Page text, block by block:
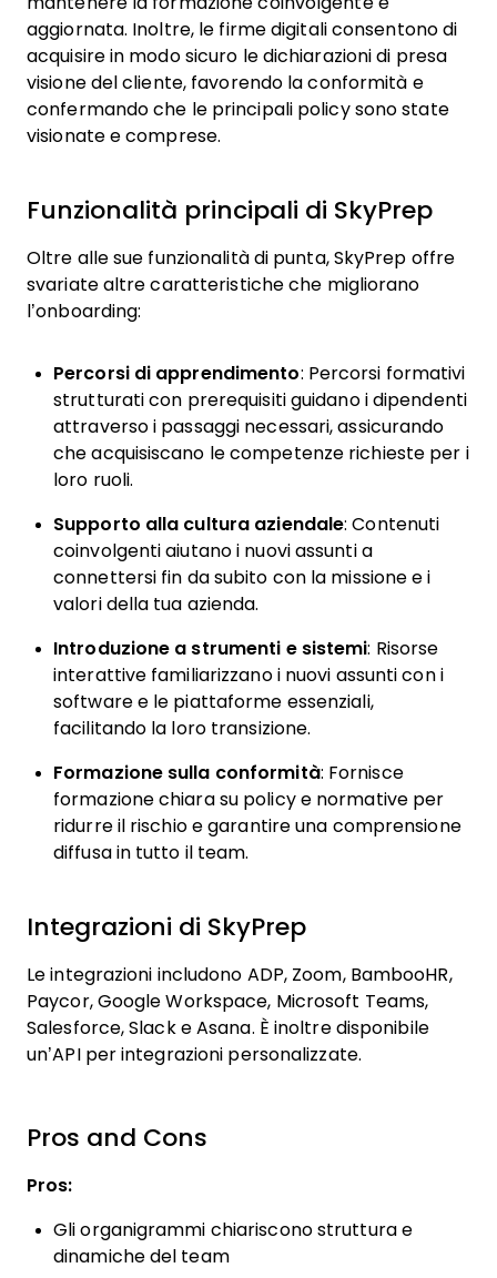
aggiornata. Inoltre, le firme digitali consentono di
acquisire in modo sicuro le dichiarazioni di presa
visione del cliente, favorendo la conformità e
confermando che le principali policy sono state
visionate e comprese.
Funzionalità principali di SkyPrep
Oltre alle sue funzionalità di punta, SkyPrep offre
svariate altre caratteristiche che migliorano
l’onboarding:
Percorsi di apprendimento: Percorsi formativi
strutturati con prerequisiti guidano i dipendenti
attraverso i passaggi necessari, assicurando
che acquisiscano le competenze richieste per i
loro ruoli.
Supporto alla cultura aziendale: Contenuti
coinvolgenti aiutano i nuovi assunti a
connettersi fin da subito con la missione e i
valori della tua azienda.
Introduzione a strumenti e sistemi: Risorse
interattive familiarizzano i nuovi assunti con i
software e le piattaforme essenziali,
facilitando la loro transizione.
Formazione sulla conformità: Fornisce
formazione chiara su policy e normative per
ridurre il rischio e garantire una comprensione
diffusa in tutto il team.
Integrazioni di SkyPrep
Le integrazioni includono ADP, Zoom, BambooHR,
Paycor, Google Workspace, Microsoft Teams,
Salesforce, Slack e Asana. È inoltre disponibile
un’API per integrazioni personalizzate.
Pros and Cons
Pros:
Gli organigrammi chiariscono struttura e
dinamiche del team